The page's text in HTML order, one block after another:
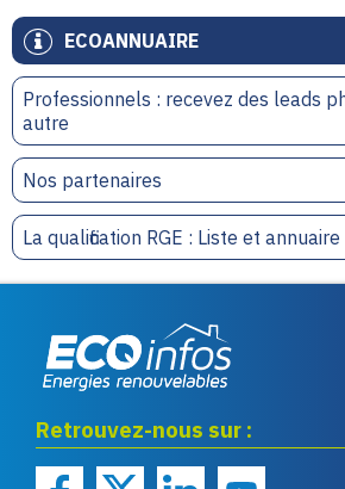
ECOANNUAIRE
Professionnels : recevez des leads
autre
Nos partenaires
La qualification RGE : Liste et annuaire
renouvelables
Retrouvez-nous sur :